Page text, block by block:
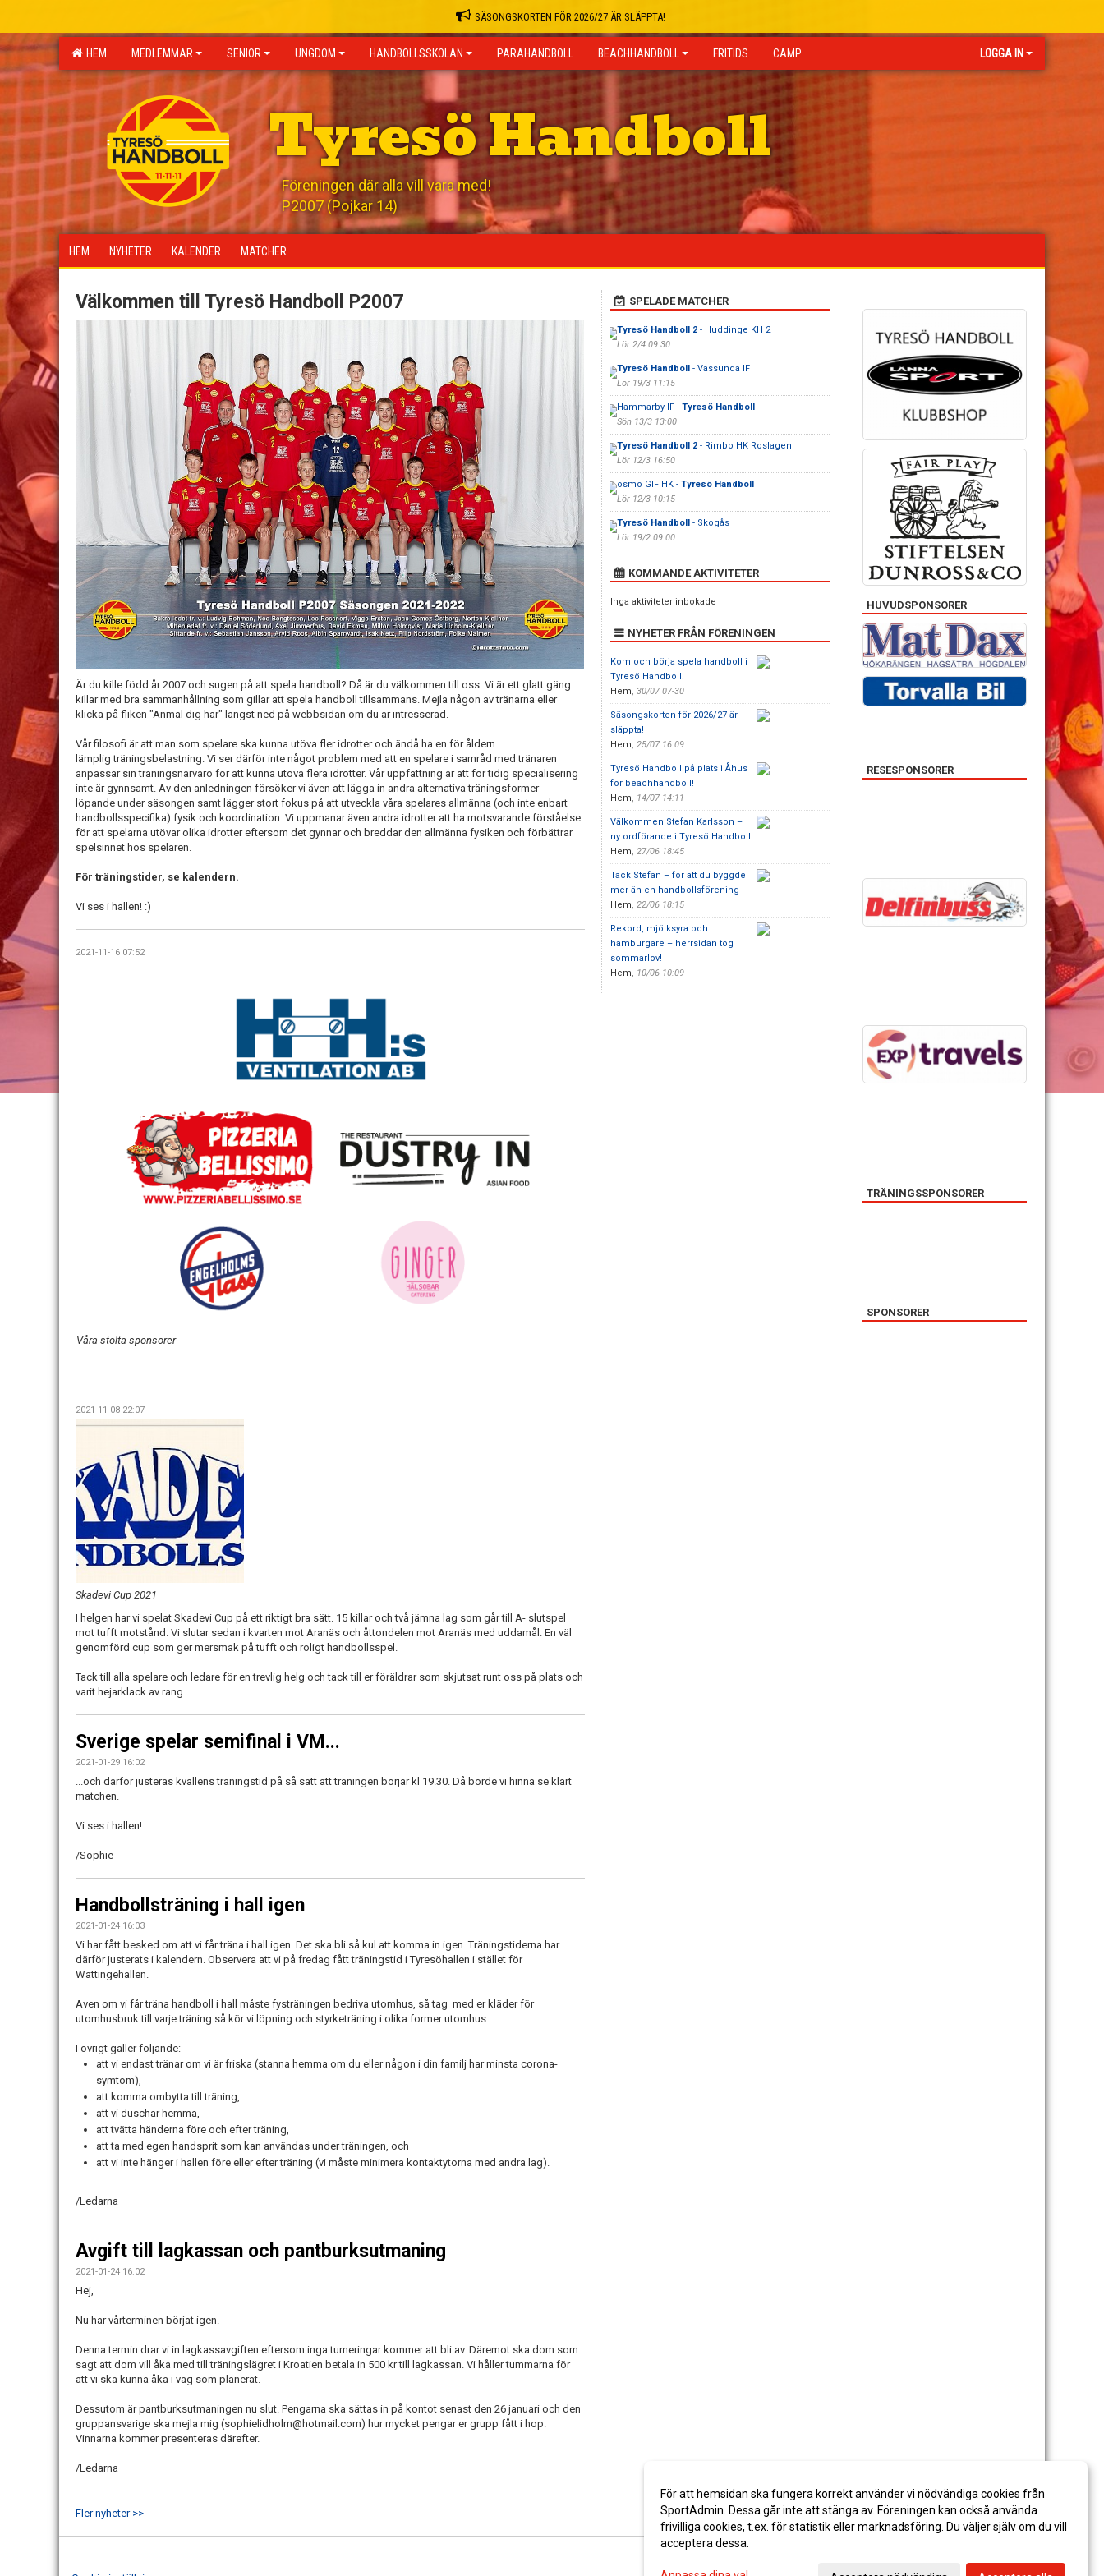
SÄSONGSKORTEN FÖR 2026/27 ÄR SLÄPPTA!
HEM MEDLEMMAR SENIOR UNGDOM HANDBOLLSSKOLAN PARAHANDBOLL BEACHHANDBOLL FRITIDS CAMP LOGGA IN
Tyresö Handboll
Föreningen där alla vill vara med!
P2007 (Pojkar 14)
HEM NYHETER KALENDER MATCHER
Välkommen till Tyresö Handboll P2007
Är du kille född år 2007 och sugen på att spela handboll? Då är du välkommen till oss. Vi är ett glatt gäng
killar med bra sammanhållning som gillar att spela handboll tillsammans. Mejla någon av tränarna eller
klicka på fliken "Anmäl dig här" längst ned på webbsidan om du är intresserad.
Vår filosofi är att man som spelare ska kunna utöva fler idrotter och ändå ha en för åldern
lämplig träningsbelastning. Vi ser därför inte något problem med att en spelare i samråd med tränaren
anpassar sin träningsnärvaro för att kunna utöva flera idrotter. Vår uppfattning är att för tidig specialisering
inte är gynnsamt. Av den anledningen försöker vi även att lägga in andra alternativa träningsformer
löpande under säsongen samt lägger stort fokus på att utveckla våra spelares allmänna (och inte enbart
handbollsspecifika) fysik och koordination. Vi uppmanar även andra idrotter att ha motsvarande förståelse
för att spelarna utövar olika idrotter eftersom det gynnar och breddar den allmänna fysiken och förbättrar
spelsinnet hos spelaren.
För träningstider, se kalendern.
Vi ses i hallen! :)
2021-11-16 07:52
Våra stolta sponsorer
2021-11-08 22:07
Skadevi Cup 2021
I helgen har vi spelat Skadevi Cup på ett riktigt bra sätt. 15 killar och två jämna lag som går till A- slutspel
mot tufft motstånd. Vi slutar sedan i kvarten mot Aranäs och åttondelen mot Aranäs med uddamål. En väl
genomförd cup som ger mersmak på tufft och roligt handbollsspel.
Tack till alla spelare och ledare för en trevlig helg och tack till er föräldrar som skjutsat runt oss på plats och
varit hejarklack av rang
Sverige spelar semifinal i VM...
2021-01-29 16:02
...och därför justeras kvällens träningstid på så sätt att träningen börjar kl 19.30. Då borde vi hinna se klart
matchen.
Vi ses i hallen!
/Sophie
Handbollsträning i hall igen
2021-01-24 16:03
Vi har fått besked om att vi får träna i hall igen. Det ska bli så kul att komma in igen. Träningstiderna har
därför justerats i kalendern. Observera att vi på fredag fått träningstid i Tyresöhallen i stället för
Wättingehallen.
Även om vi får träna handboll i hall måste fysträningen bedriva utomhus, så tag med er kläder för
utomhusbruk till varje träning så kör vi löpning och styrketräning i olika former utomhus.
I övrigt gäller följande:
att vi endast tränar om vi är friska (stanna hemma om du eller någon i din familj har minsta corona-
symtom),
att komma ombytta till träning,
att vi duschar hemma,
att tvätta händerna före och efter träning,
att ta med egen handsprit som kan användas under träningen, och
att vi inte hänger i hallen före eller efter träning (vi måste minimera kontaktytorna med andra lag).
/Ledarna
Avgift till lagkassan och pantburksutmaning
2021-01-24 16:02
Hej,
Nu har vårterminen börjat igen.
Denna termin drar vi in lagkassavgiften eftersom inga turneringar kommer att bli av. Däremot ska dom som
sagt att dom vill åka med till träningslägret i Kroatien betala in 500 kr till lagkassan. Vi håller tummarna för
att vi ska kunna åka i väg som planerat.
Dessutom är pantburksutmaningen nu slut. Pengarna ska sättas in på kontot senast den 26 januari och den
gruppansvarige ska mejla mig (sophielidholm@hotmail.com) hur mycket pengar er grupp fått i hop.
Vinnarna kommer presenteras därefter.
/Ledarna
Fler nyheter >>
SPELADE MATCHER
Tyresö Handboll 2- Huddinge KH 2
Lör 2/4 09:30
Tyresö Handboll- Vassunda IF
Lör 19/3 11:15
Hammarby IF - Tyresö Handboll
Sön 13/3 13:00
Tyresö Handboll 2- Rimbo HK Roslagen
Lör 12/3 16:50
ösmo GIF HK - Tyresö Handboll
Lör 12/3 10:15
Tyresö Handboll- Skogås
Lör 19/2 09:00
KOMMANDE AKTIVITETER
Inga aktiviteter inbokade
NYHETER FRÅN FÖRENINGEN
Kom och börja spela handboll i
Tyresö Handboll!
Hem, 30/07 07-30
Säsongskorten för 2026/27 är
släppta!
Hem, 25/07 16:09
Tyresö Handboll på plats i Åhus
för beachhandboll!
Hem, 14/07 14:11
Välkommen Stefan Karlsson –
ny ordförande i Tyresö Handboll
Hem, 27/06 18:45
Tack Stefan – för att du byggde
mer än en handbollsförening
Hem, 22/06 18:15
Rekord, mjölksyra och
hamburgare – herrsidan tog
sommarlov!
Hem, 10/06 10:09
HUVUDSPONSORER
RESESPONSORER
TRÄNINGSSPONSORER
SPONSORER
För att hemsidan ska fungera korrekt använder vi nödvändiga cookies från
SportAdmin. Dessa går inte att stänga av. Föreningen kan också använda
frivilliga cookies, t.ex. för statistik eller marknadsföring. Du väljer själv om du vill
acceptera dessa.